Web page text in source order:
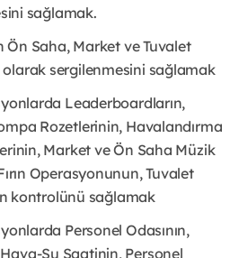
sağlamak.
Saha, Market ve Tuvalet
sergilenmesini sağlamak
Leaderboardların,
Rozetlerinin, Havalandırma
Market ve Ön Saha Müzik
Operasyonunun, Tuvalet
kontrolünü sağlamak
Personel Odasının,
Su Saatinin, Personel